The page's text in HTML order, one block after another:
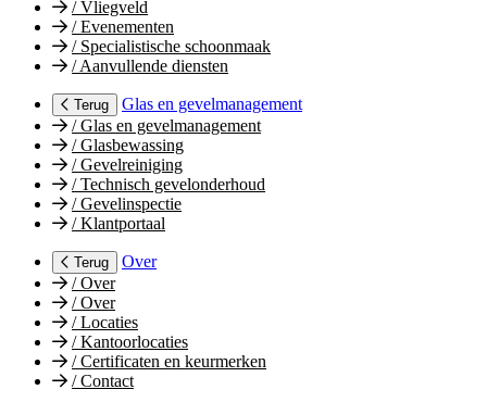
/Vliegveld
/Evenementen
/Specialistische schoonmaak
/Aanvullende diensten
Terug
Glas en gevelmanagement
/Glas en gevelmanagement
/Glasbewassing
/Gevelreiniging
/Technisch gevelonderhoud
/Gevelinspectie
/Klantportaal
Terug
Over
/Over
/Over
/Locaties
/Kantoorlocaties
/Certificaten en keurmerken
/Contact